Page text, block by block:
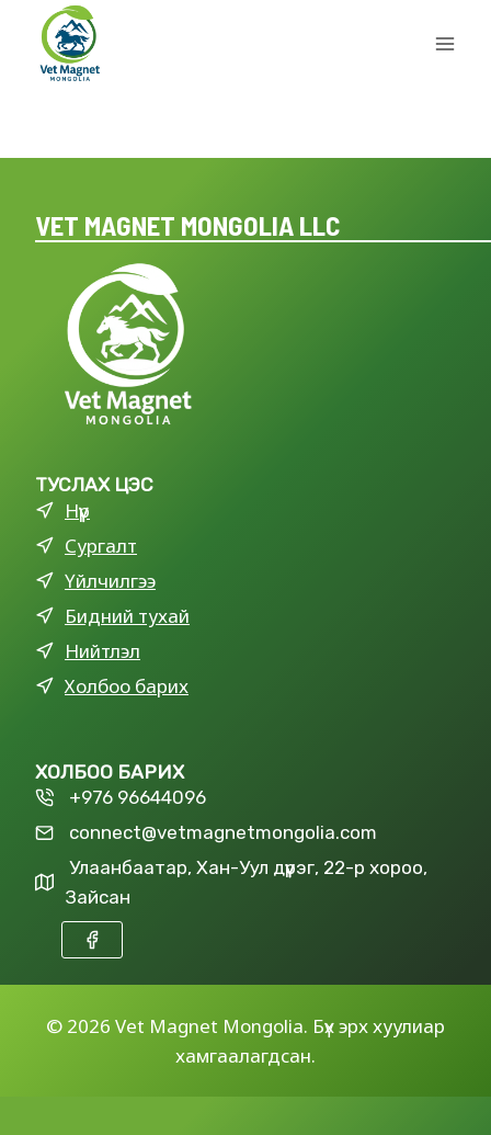
content
VET MAGNET MONGOLIA LLC
ТУСЛАХ ЦЭС
Нүүр
Сургалт
Үйлчилгээ
Бидний тухай
Нийтлэл
Холбоо барих
ХОЛБОО БАРИХ
+976 96644096
connect@vetmagnetmongolia.com
Улаанбаатар, Хан-Уул дүүрэг, 22-р хороо,
Зайсан
© 2026 Vet Magnet Mongolia. Бүх эрх хуулиар
хамгаалагдсан.